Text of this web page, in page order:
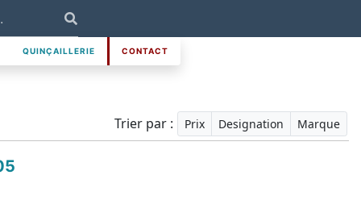
QUINÇAILLERIE CONTACT
Trier par : Prix Designation Marque